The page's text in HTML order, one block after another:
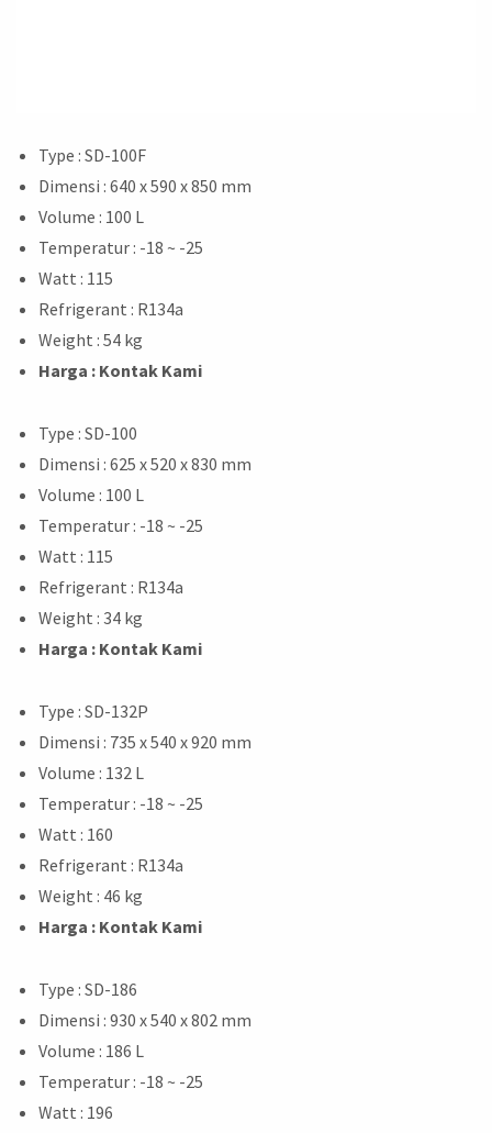
Type : SD-100F
Dimensi : 640 x 590 x 850 mm
Volume : 100 L
Temperatur : -18 ~ -25
Watt : 115
Refrigerant : R134a
Weight : 54 kg
Harga : Kontak Kami
Type : SD-100
Dimensi : 625 x 520 x 830 mm
Volume : 100 L
Temperatur : -18 ~ -25
Watt : 115
Refrigerant : R134a
Weight : 34 kg
Harga : Kontak Kami
Type : SD-132P
Dimensi : 735 x 540 x 920 mm
Volume : 132 L
Temperatur : -18 ~ -25
Watt : 160
Refrigerant : R134a
Weight : 46 kg
Harga : Kontak Kami
Type : SD-186
Dimensi : 930 x 540 x 802 mm
Volume : 186 L
Temperatur : -18 ~ -25
Watt : 196